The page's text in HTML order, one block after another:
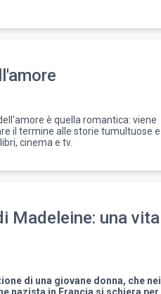
è quella romantica: viene
il termine alle storie tumultuose e
cinema e tv.
Madeleine: una vita
di una giovane donna, che nei